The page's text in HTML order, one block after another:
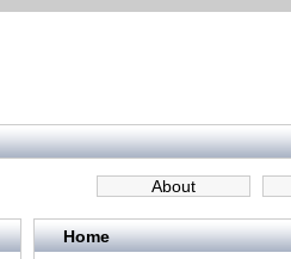
About
Home